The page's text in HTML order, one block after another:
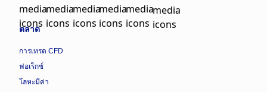
ตลาด
การเทรด CFD
ฟอเร็กซ์
โลหะมีค่า